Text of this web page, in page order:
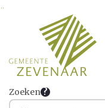
Ga naar de inhoud van deze
Zoeken